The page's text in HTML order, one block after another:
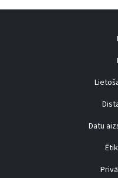
Datu